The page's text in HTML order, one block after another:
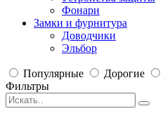
Фонари
Замки и фурнитура
Доводчики
Эльбор
Популярные Дорогие
Фильтры